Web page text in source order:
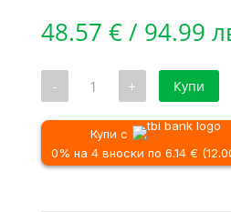
48.57 €/ 94.99
- количество
Ъглошлайф
CROWN
CT13499R
,720W,
125
+ Купи
Купи с
0% на 4 вноски по 6.14 €